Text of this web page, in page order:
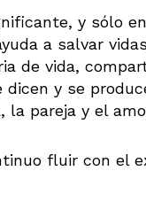
y sólo
a salvar
de vida,
y se
la pareja y el
fluir con el